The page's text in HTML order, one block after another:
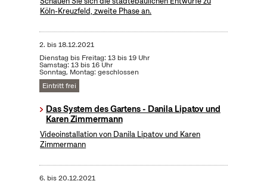
Köln-Kreuzfeld, zweite Phase an.
2. bis18.12.2021
Dienstag bis Freitag: 13 bis 19 Uhr
Samstag: 13 bis 16 Uhr
Sonntag, Montag: geschlossen
Eintritt frei
Das System des Gartens - Danila Lipatov und
Karen Zimmermann
Videoinstallation von Danila Lipatov und Karen
Zimmermann
6. bis20.12.2021